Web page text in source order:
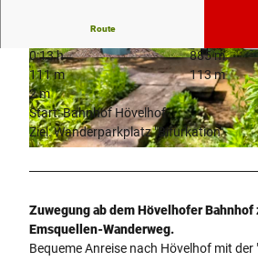
© Tourist Information Hövelhof |CC-BY-SA © Tourist-
Route
0:13 h
885 m
111 m
113 m
2 m
Start: Bahnhof Hövelhof
Ziel: Wanderparkplatz "Bifurkation"
Zuwegung ab dem Hövelhofer
Emsquellen-Wanderweg.
Bequeme Anreise nach Hövelhof mit der